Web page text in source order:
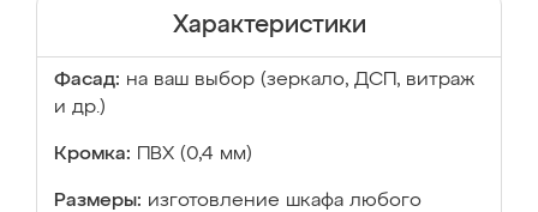
Характеристики
Фасад: на ваш выбор (зеркало, ДСП, витраж
и др.)
Кромка: ПВХ (0,4 мм)
Размеры: изготовление шкафа любого